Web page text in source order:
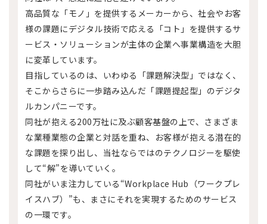
高品質な「モノ」を提供するメーカーから、社会やお客
様の課題にデジタル技術で応える「コト」を提供するサ
ービス・ソリューションが主体の企業へ事業構造を大胆
に変革しています。
目指しているのは、いわゆる「課題解決型」ではなく、
そこからさらに一歩踏み込んだ「課題提起型」のデジタ
ルカンパニーです。
同社が抱える200万社に及ぶ顧客基盤の上で、さまざま
な業種業態の企業と対話を重ね、お客様が抱える潜在的
な課題を探り出し、当社ならではのテクノロジーを駆使
して“解”を導いていく。
同社がいま注力している“Workplace Hub（ワークプレ
イスハブ）”も、まさにそれを実現するためのサービス
の一環です。